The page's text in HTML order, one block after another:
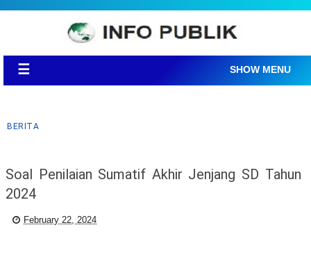
☰ SHOW MENU
BERITA
Soal Penilaian Sumatif Akhir Jenjang SD Tahun
2024
February 22, 2024